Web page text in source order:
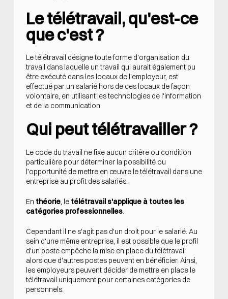
Le télétravail, qu'est-ce
que c'est ?
Le télétravail désigne toute forme d'organisation du
travail dans laquelle un travail qui aurait également pu
être exécuté dans les locaux de l'employeur, est
effectué par un salarié hors de ces locaux de façon
volontaire, en utilisant les technologies de l'information
et de la communication.
Qui peut télétravailler ?
Le code du travail ne fixe aucun critère ou condition
particulière pour déterminer la possibilité ou
l’opportunité de mettre en œuvre le télétravail dans une
entreprise au profit des salariés.
En théorie, le télétravail s'applique à toutes les
catégories professionnelles.
Cependant il ne s'agit pas d'un droit pour le salarié. Au
sein d'une même entreprise, il est possible que le profil
d'un poste empêche la mise en place du télétravail
alors que d'autres postes peuvent en bénéficier. Ainsi,
les employeurs peuvent décider de mettre en place le
télétravail uniquement pour certaines catégories de
personnels.